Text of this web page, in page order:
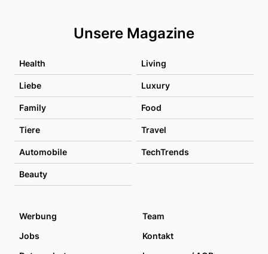
Unsere Magazine
Health Living
Liebe Luxury
Family Food
Tiere Travel
Automobile TechTrends
Beauty
Werbung
Team
Jobs
Kontakt